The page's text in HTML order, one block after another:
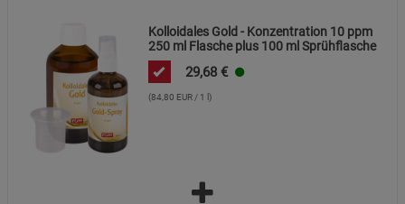
Kolloidales Gold - Konzentration 10 ppm
250 ml Flasche plus 100 ml Sprühflasche
29,68 €
(84,80 EUR / 1 l)
Datenschutzerklärung Impressum